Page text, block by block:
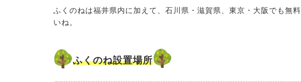
ふくのねは福井県内に加えて、石川県・滋賀県、東京・大阪でも無
いね。
ふくのね設置場所